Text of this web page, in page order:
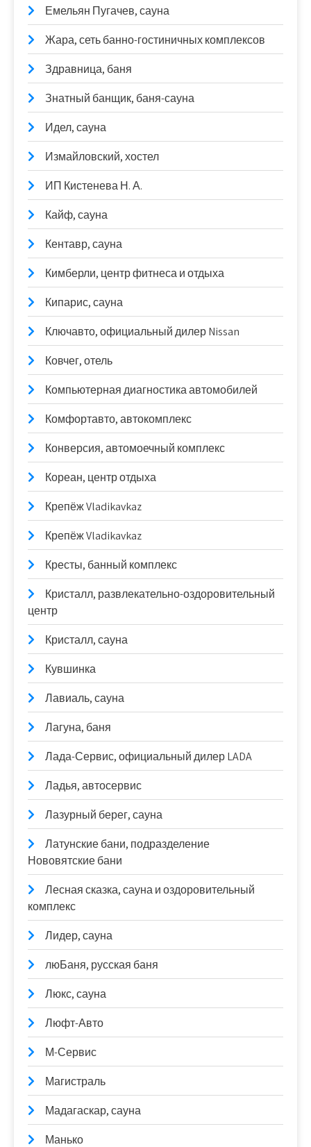
Емельян Пугачев, сауна
Жара, сеть банно-гостиничных комплексов
Здравница, баня
Знатный банщик, баня-сауна
Идел, сауна
Измайловский, хостел
ИП Кистенева Н. А.
Кайф, сауна
Кентавр, сауна
Кимберли, центр фитнеса и отдыха
Кипарис, сауна
Ключавто, официальный дилер Nissan
Ковчег, отель
Компьютерная диагностика автомобилей
Комфортавто, автокомплекс
Конверсия, автомоечный комплекс
Кореан, центр отдыха
Крепёж Vladikavkaz
Крепёж Vladikavkaz
Кресты, банный комплекс
Кристалл, развлекательно-оздоровительный
центр
Кристалл, сауна
Кувшинка
Лавиаль, сауна
Лагуна, баня
Лада-Сервис, официальный дилер LADA
Ладья, автосервис
Лазурный берег, сауна
Латунские бани, подразделение
Нововятские бани
Лесная сказка, сауна и оздоровительный
комплекс
Лидер, сауна
люБаня, русская баня
Люкс, сауна
Люфт-Авто
М-Сервис
Магистраль
Мадагаскар, сауна
Манько